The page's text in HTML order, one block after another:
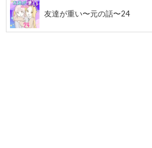
友達が重い〜元の話〜24